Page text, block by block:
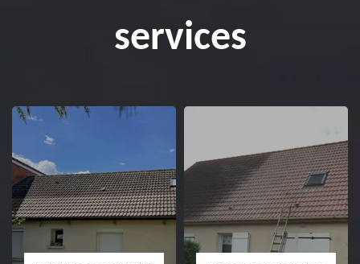
services